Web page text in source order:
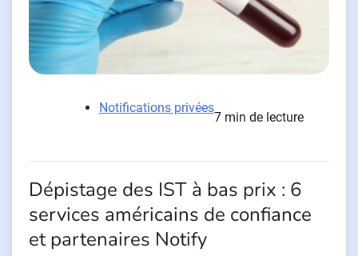
Notifications privées
7 min de lecture
Dépistage des IST à bas prix : 6
services américains de confiance
et partenaires Notify